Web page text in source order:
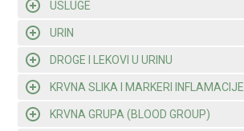
USLUGE
URIN
DROGE I LEKOVI U URINU
KRVNA SLIKA I MARKERI INFLAMACIJE
KRVNA GRUPA (BLOOD GROUP)